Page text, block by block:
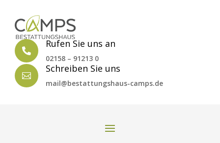

Rufen Sie uns an
02158 – 91213 0

Schreiben Sie uns
mail@bestattungshaus-camps.de